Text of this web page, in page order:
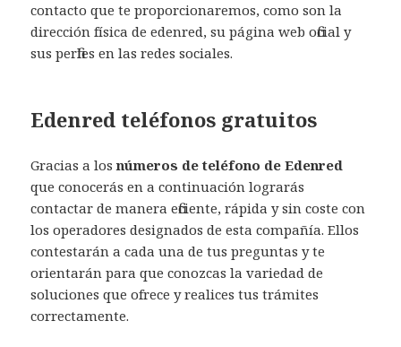
contacto que te proporcionaremos, como son la
dirección física de edenred, su página web oficial y
sus perfiles en las redes sociales.
Edenred teléfonos gratuitos
Gracias a los números de teléfono de Edenred
que conocerás en a continuación lograrás
contactar de manera eficiente, rápida y sin coste con
los operadores designados de esta compañía. Ellos
contestarán a cada una de tus preguntas y te
orientarán para que conozcas la variedad de
soluciones que ofrece y realices tus trámites
correctamente.